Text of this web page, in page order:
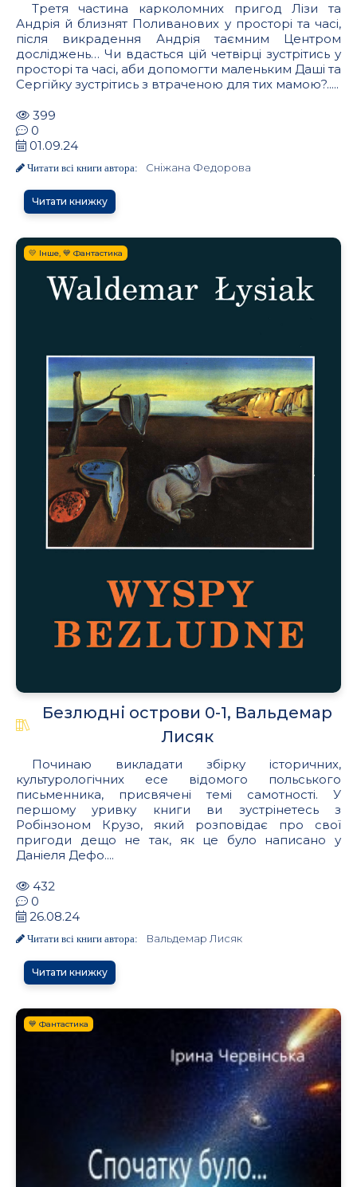
Третя частина карколомних пригод Лізи та
Андрія й близнят Поливанових у просторі та часі,
після викрадення Андрія таємним Центром
досліджень… Чи вдасться цій четвірці зустрітись у
просторі та часі, аби допомогти маленьким Даші та
Сергійку зустрітись з втраченою для тих мамою?.....
399
0
01.09.24
Читати всі книги автора: Сніжана Федорова
Читати книжку
💛 Інше, 💙 Фантастика
Безлюдні острови 0-1, Вальдемар
Лисяк
Починаю викладати збірку історичних,
культурологічних есе відомого польського
письменника, присвячені темі самотності. У
першому уривку книги ви зустрінетесь з
Робінзоном Крузо, який розповідає про свої
пригоди дещо не так, як це було написано у
Даніеля Дефо....
432
0
26.08.24
Читати всі книги автора: Вальдемар Лисяк
Читати книжку
💙 Фантастика